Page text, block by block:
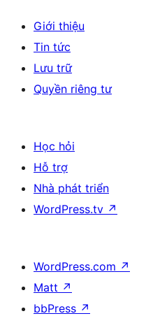
Giới thiệu
Tin tức
Lưu trữ
Quyền riêng tư
Học hỏi
Hỗ trợ
Nhà phát triển
WordPress.tv ↗
WordPress.com ↗
Matt ↗
bbPress ↗